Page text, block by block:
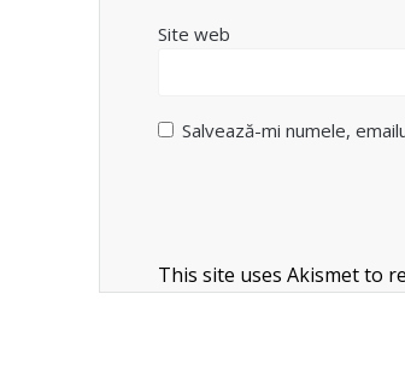
Site web
Salvează-mi numele,
This site uses Akismet to